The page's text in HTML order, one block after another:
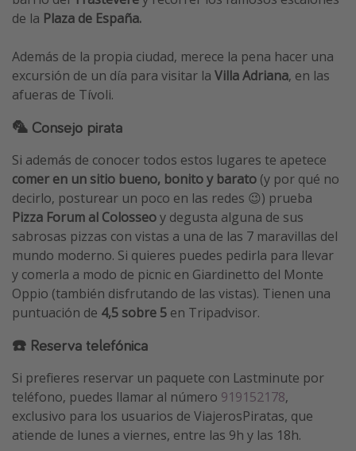
de la Plaza de España.
Además de la propia ciudad, merece la pena hacer una
excursión de un día para visitar la Villa Adriana, en las
afueras de Tívoli.
🦜 Consejo pirata
Si además de conocer todos estos lugares te apetece
comer en un sitio bueno, bonito y barato (y por qué no
decirlo, posturear un poco en las redes 😉) prueba
Pizza Forum al Colosseoy degusta alguna de sus
sabrosas pizzas con vistas a una de las 7 maravillas del
mundo moderno. Si quieres puedes pedirla para llevar
y comerla a modo de picnic en Giardinetto del Monte
Oppio (también disfrutando de las vistas). Tienen una
puntuación de 4,5 sobre 5 en Tripadvisor.
☎️ Reserva telefónica
Si prefieres reservar un paquete con Lastminute por
teléfono, puedes llamar al número 919152178,
exclusivo para los usuarios de ViajerosPiratas, que
atiende de lunes a viernes, entre las 9h y las 18h.